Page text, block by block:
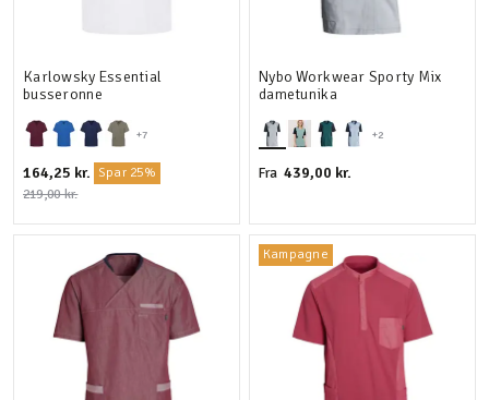
+7
Karlowsky Essential
busseronne
164,25 kr. Spar 25%
219,00 kr.
+2
Nybo Workwear Sporty Mix
dametunika
Fra 439,00 kr.
Kampagne